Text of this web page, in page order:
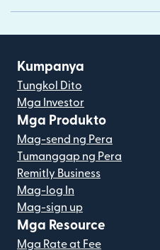
Kumpanya
Tungkol Dito
Mga Investor
Mga Produkto
Mag-send ng Pera
Tumanggap ng Pera
Remitly Business
Mag-log In
Mag-sign up
Mga Resource
Mga Rate at Fee